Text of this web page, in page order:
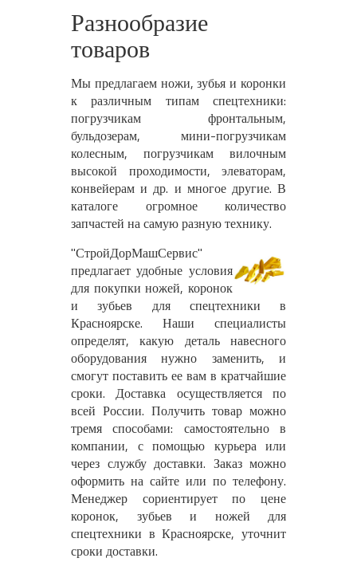
Разнообразие
товаров
Мы предлагаем ножи, зубья и коронки
к различным типам спецтехники:
погрузчикам фронтальным,
бульдозерам, мини-погрузчикам
колесным, погрузчикам вилочным
высокой проходимости, элеваторам,
конвейерам и др. и многое другие. В
каталоге огромное количество
запчастей на самую разную технику.
"СтройДорМашСервис"
предлагает удобные условия
для покупки ножей, коронок
и зубьев для спецтехники в
Красноярске. Наши специалисты
определят, какую деталь навесного
оборудования нужно заменить, и
смогут поставить ее вам в кратчайшие
сроки. Доставка осуществляется по
всей России. Получить товар можно
тремя способами: самостоятельно в
компании, с помощью курьера или
через службу доставки. Заказ можно
оформить на сайте или по телефону.
Менеджер сориентирует по цене
коронок, зубьев и ножей для
спецтехники в Красноярске, уточнит
сроки доставки.